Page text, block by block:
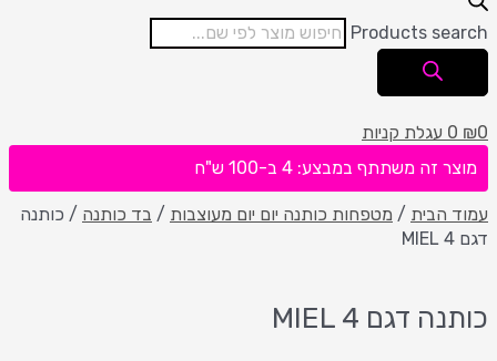
Products search
₪0
0 עגלת קניות
מוצר זה משתתף במבצע: 4 ב-100 ש"ח
עמוד הבית / מטפחות כותנה יום יום מעוצבות / בד כותנה / כותנה
דגם MIEL 4
כותנה דגם MIEL 4